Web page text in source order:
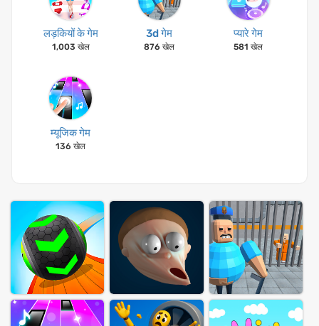
लड़कियों के गेम
1,003 खेल
3d गेम
876 खेल
प्यारे गेम
581 खेल
म्यूजिक गेम
136 खेल